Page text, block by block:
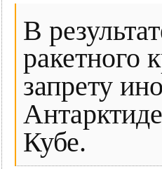
В
ракетного
запрету
Кубе.